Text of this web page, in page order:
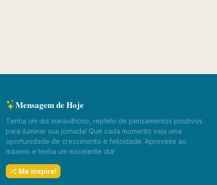
Mensagem de Hoje
Tenha um dia maravilhoso, repleto de pensamentos positivos
para iluminar sua jornada! Que cada momento seja uma
oportunidade de crescimento e felicidade. Aproveite ao
máximo e tenha um excelente dia!
Me inspire!